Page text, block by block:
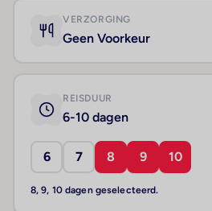
VERZORGING
Geen Voorkeur
REISDUUR
6-10 dagen
6 7 8 9 10
8, 9, 10 dagen geselecteerd.